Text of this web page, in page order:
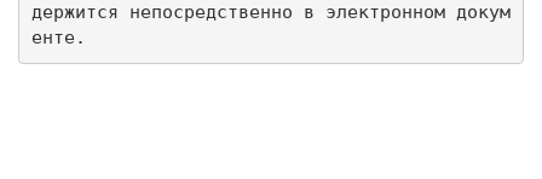
держится непосредственно в электронном докум
енте.